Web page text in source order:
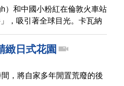
）和中國小粉紅在倫敦火車站
，吸引著全球目光。卡瓦納
」來穿。而這些小粉紅的
宣。
緻日式花園
，將自家多年閒置荒廢的後